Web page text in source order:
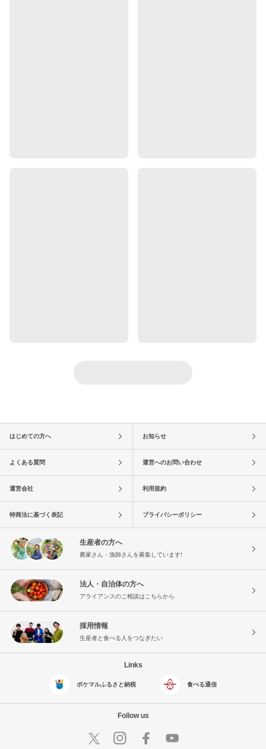
はじめての方へ お知らせ
よくある質問 運営へのお問い合わせ
運営会社 利用規約
特商法に基づく表記 プライバシーポリシー
生産者の方へ
農家さん・漁師さんを募集しています!
法人・自治体の方へ
アライアンスのご相談はこちらから
採用情報
生産者と食べる人をつなぎたい
Links
ポケマルふるさと納税 食べる通信
Follow us